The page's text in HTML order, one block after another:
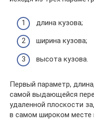
длина кузова;
ширина кузова;
высота кузова.
Первый параметр,
самой выдающейся
удаленной плоскости
в самом широком месте